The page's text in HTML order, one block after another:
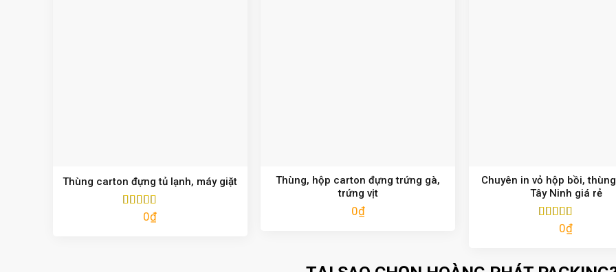
Thùng carton đựng tủ lạnh, máy giặt
Được xếp
0₫
Thùng, hộp carton đựng trứng gà,
trứng vịt
0₫
Chuyên in vỏ hộp bồi,
Tây Ninh giá rẻ
Được xếp
0₫